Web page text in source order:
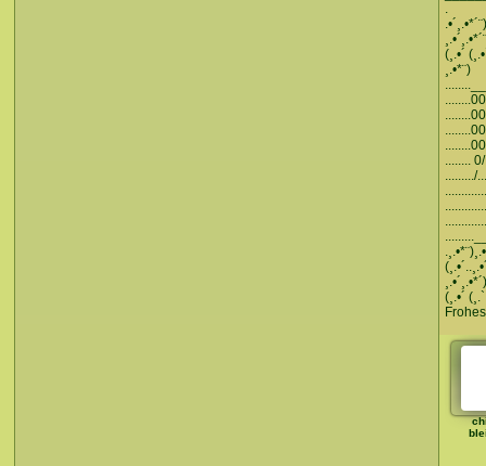
.
(¸.•´
¸.•*¨)
........
........./
¸.•´¸.•*´)
(¸.•´